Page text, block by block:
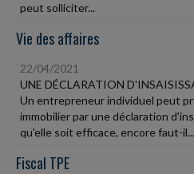
peut solliciter...
Vie des affaires
22/04/2021
UNE DÉCLARATION
Un entrepreneur individuel peut
immobilier par une déclaration
qu'elle soit efficace, encore faut-il...
Fiscal TPE